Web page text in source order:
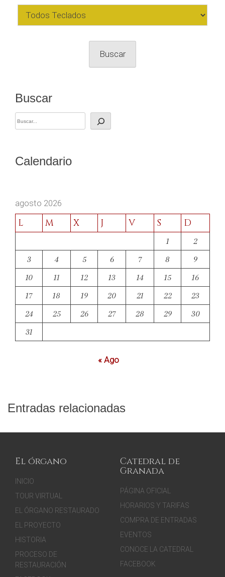
Buscar
Calendario
agosto 2026
L M X J V S D
1
2
3
4 5 6 7 8
9
10
11 12 13 14 15
16
17
18 19 20 21 22
23
24
25 26 27 28 29
30
31
« Ago
Entradas relacionadas
El órgano
INICIO
TOUR VIRTUAL
EL ÓRGANO RESTAURADO
EL PROYECTO
HISTORIA
PROCESO DE
RESTAURACIÓN
Catedral de
Granada
PÁGINA OFICIAL
HORARIOS Y TARIFAS
COMPRA DE ENTRADAS
EVENTOS
CONOCE LA CATEDRAL
FACEBOOK